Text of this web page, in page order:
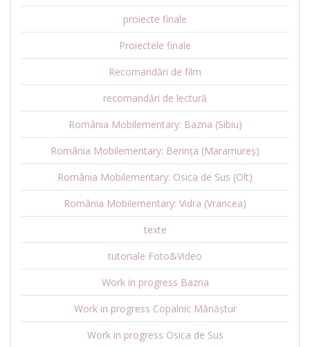
proiecte finale
Proiectele finale
Recomandări de film
recomandări de lectură
România Mobilementary: Bazna (Sibiu)
România Mobilementary: Berința (Maramureș)
România Mobilementary: Osica de Sus (Olt)
România Mobilementary: Vidra (Vrancea)
texte
tutoriale Foto&Video
Work in progress Bazna
Work in progress Copalnic Mănăștur
Work in progress Osica de Sus